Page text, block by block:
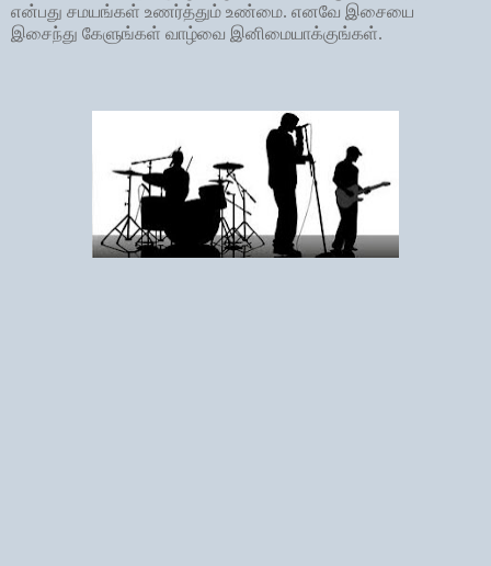
என்பது சமயங்கள் உணர்த்தும் உண்மை. எனவே இசையை
இசைந்து கேளுங்கள் வாழ்வை இனிமையாக்குங்கள்.